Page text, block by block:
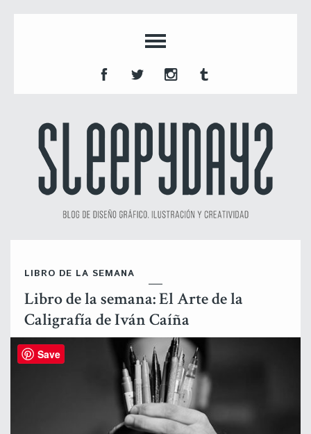
LIBRO DE LA SEMANA
Libro de la semana: El Arte de la
Caligrafía de Iván Caíña
Save